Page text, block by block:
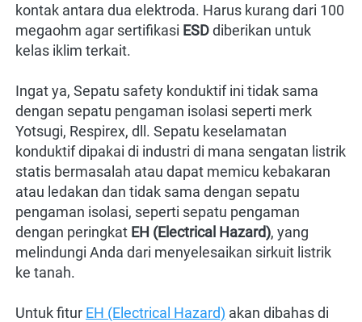
kontak antara dua elektroda. Harus kurang dari 100
megaohm agar sertifikasi ESD diberikan untuk
kelas iklim terkait.
Ingat ya, Sepatu safety konduktif ini tidak sama
dengan sepatu pengaman isolasi seperti merk
Yotsugi, Respirex, dll. Sepatu keselamatan
konduktif dipakai di industri di mana sengatan listrik
statis bermasalah atau dapat memicu kebakaran
atau ledakan dan tidak sama dengan sepatu
pengaman isolasi, seperti sepatu pengaman
dengan peringkat EH (Electrical Hazard), yang
melindungi Anda dari menyelesaikan sirkuit listrik
ke tanah.
Untuk fitur EH (Electrical Hazard) akan dibahas di